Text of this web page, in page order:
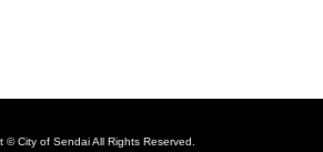
© City of Sendai All Rights Reserved.